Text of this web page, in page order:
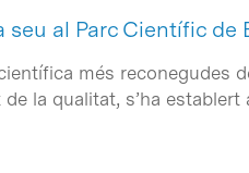
al Parc Científic de
més reconegudes
la qualitat, s’ha establert